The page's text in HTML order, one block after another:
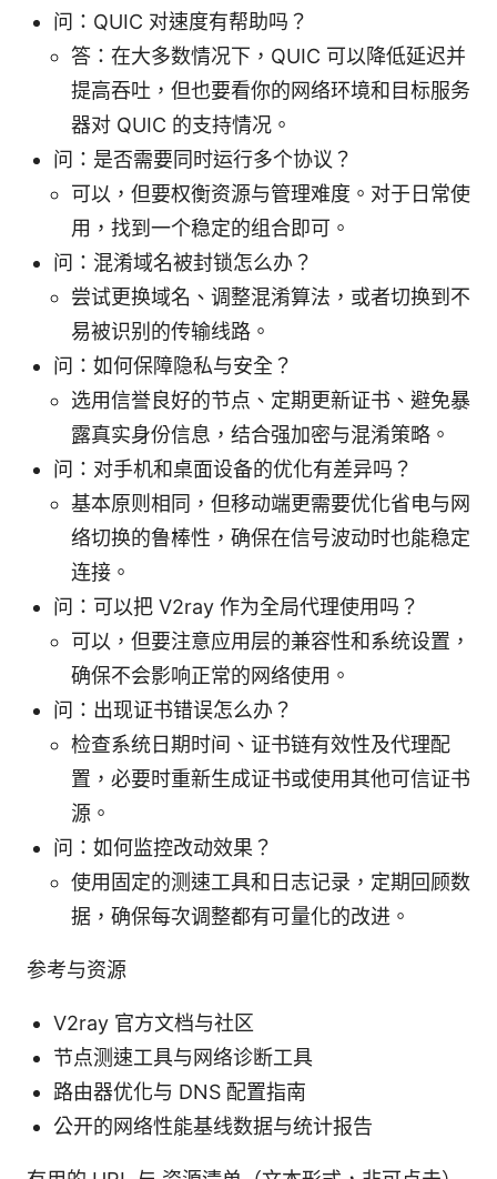
问：QUIC 对速度有帮助吗？
答：在大多数情况下，QUIC 可以降低延迟并
提高吞吐，但也要看你的网络环境和目标服务
器对 QUIC 的支持情况。
问：是否需要同时运行多个协议？
可以，但要权衡资源与管理难度。对于日常使
用，找到一个稳定的组合即可。
问：混淆域名被封锁怎么办？
尝试更换域名、调整混淆算法，或者切换到不
易被识别的传输线路。
问：如何保障隐私与安全？
选用信誉良好的节点、定期更新证书、避免暴
露真实身份信息，结合强加密与混淆策略。
问：对手机和桌面设备的优化有差异吗？
基本原则相同，但移动端更需要优化省电与网
络切换的鲁棒性，确保在信号波动时也能稳定
连接。
问：可以把 V2ray 作为全局代理使用吗？
可以，但要注意应用层的兼容性和系统设置，
确保不会影响正常的网络使用。
问：出现证书错误怎么办？
检查系统日期时间、证书链有效性及代理配
置，必要时重新生成证书或使用其他可信证书
源。
问：如何监控改动效果？
使用固定的测速工具和日志记录，定期回顾数
据，确保每次调整都有可量化的改进。
参考与资源
V2ray 官方文档与社区
节点测速工具与网络诊断工具
路由器优化与 DNS 配置指南
公开的网络性能基线数据与统计报告